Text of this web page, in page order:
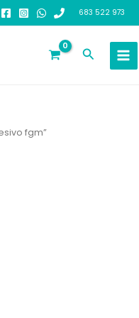
683 522 973
Buscar
fgm”